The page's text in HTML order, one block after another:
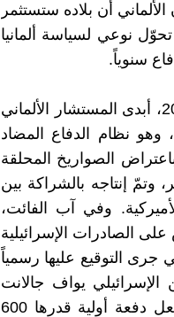
الألماني أن بلاده ستستثمر
نوعي لسياسة ألمانيا
وخلال زيارة أولاف شولتس إلى إسرائيل، في ايلول 2022، أبدى المستشار الألماني
في ابتياع نظام بطاريات "حيتس 3 " أو (أرو 3)، وهو نظام الدفاع المضاد
الصواريخ المحلقة
على مسافة تصل إلى 2400 كيلومتر، وتمّ إنتاجه بالشراكة بين
وفي آب الفائت،
على الصادرات الإسرائيلية
جرى التوقيع عليها رسمياً
الإسرائيلي يواف جالانت
ونظيره الألماني بوريس بيستوريوس، وهو ما يعني بالفعل دفعة أولية قدرها 600